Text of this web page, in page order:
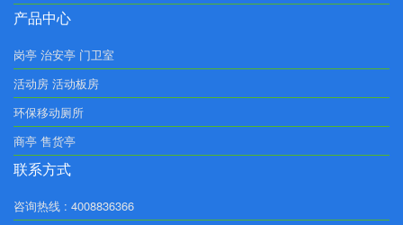
产品中心
岗亭 治安亭 门卫室
活动房 活动板房
环保移动厕所
商亭 售货亭
联系方式
咨询热线 : 4008836366